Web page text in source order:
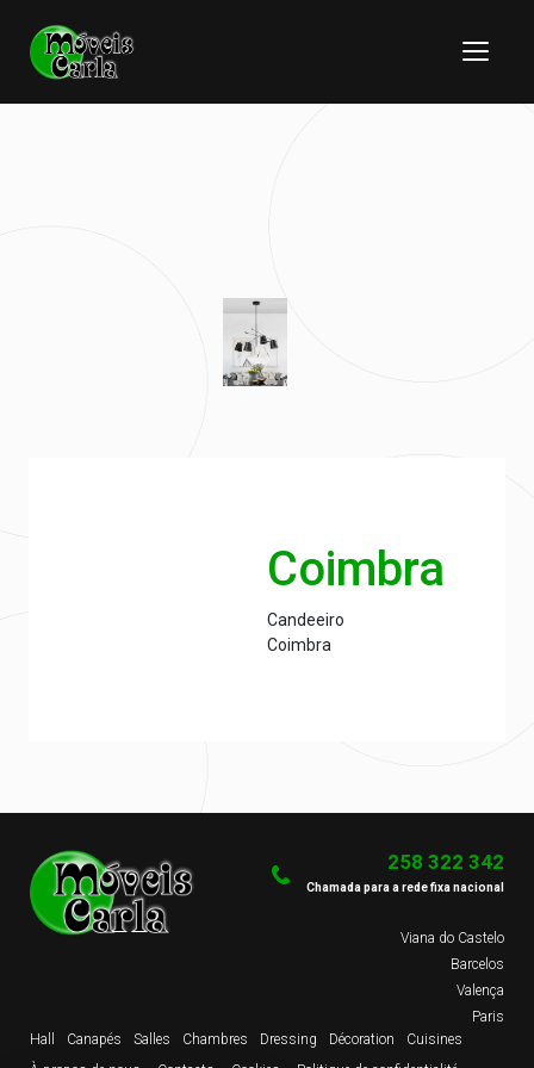
Coimbra
Candeeiro
Coimbra
Hall Canapés Salles Chambres Dressing Décoration
Cuisines
258 322 342
Chamada para a rede fixa nacional
Viana do Castelo
Barcelos
Valença
Paris